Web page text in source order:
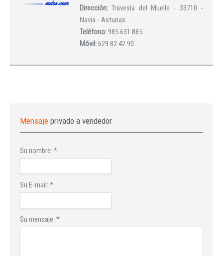
Dirección:Travesía del Muelle - 33710 -
Navia - Asturias
Teléfono:985 631 885
Móvil:629 82 42 90
Mensaje privado a vendedor
Su nombre: *
Su E-mail: *
Su mensaje: *